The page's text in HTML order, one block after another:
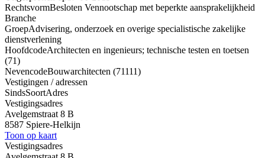
RechtsvormBesloten Vennootschap met beperkte aansprakelijkheid
Branche
GroepAdvisering, onderzoek en overige specialistische zakelijke
dienstverlening
HoofdcodeArchitecten en ingenieurs; technische testen en toetsen
(71)
NevencodeBouwarchitecten (71111)
Vestigingen / adressen
SindsSoortAdres
Vestigingsadres
Avelgemstraat 8 B
8587 Spiere-Helkijn
Toon op kaart
Vestigingsadres